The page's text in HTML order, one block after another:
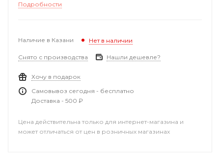
Подробности
Наличие в Казани Нет в наличии
Снято с производства Нашли дешевле?
Хочу в подарок
Самовывоз сегодня - бесплатно
Доставка - 500 ₽
Цена действительна только для интернет-магазина и
может отличаться от цен в розничных магазинах